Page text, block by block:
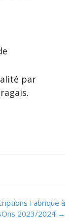
par
Fabrique à
2023/2024 →